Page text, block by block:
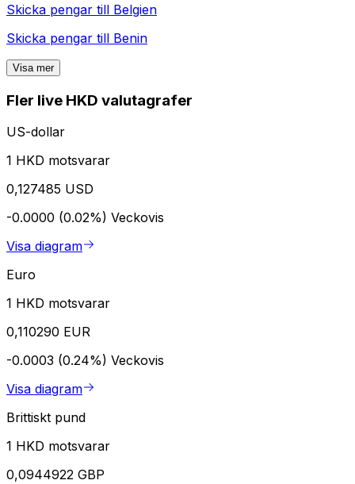
Skicka pengar till Belgien
Skicka pengar till Benin
Visa mer
Fler live HKD valutagrafer
US-dollar
1 HKD motsvarar
0,127485 USD
-0.0000 (0.02%) Veckovis
Visa diagram
Euro
1 HKD motsvarar
0,110290 EUR
-0.0003 (0.24%) Veckovis
Visa diagram
Brittiskt pund
1 HKD motsvarar
0,0944922 GBP